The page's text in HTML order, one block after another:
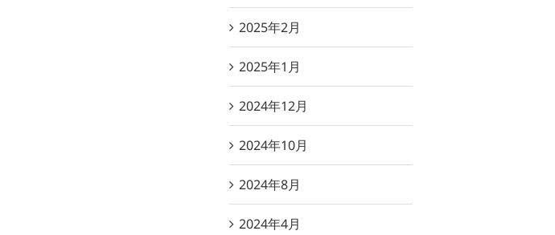
2025年2月
2025年1月
2024年12月
2024年10月
2024年8月
2024年4月